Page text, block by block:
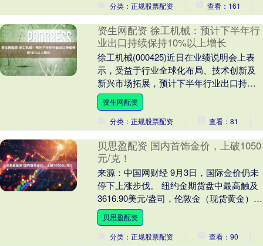
分类：正规股票配资
查看：161
资生网配资 徐工机械：预计下半年行
业出口持续保持10%以上增长
徐工机械(000425)近日在业绩说明会上表
示，受益于行业全球化布局、技术创新及
新兴市场拓展，预计下半年行业出口持续
保持10%以上增长。下半年政策红利、更
新周期....
资生网配资
分类：正规股票配资
查看：81
贝思盈配资 国内首饰金价，上破1050
元/克！
来源：中国网财经 9月3日，国际金价仍未
停下上涨步伐。 纽约金期货盘中最高触及
3616.90美元/盎司，伦敦金（现货黄金）最
高3546.67美元/盎司，双双创历....
贝思盈配资
分类：正规股票配资
查看：90